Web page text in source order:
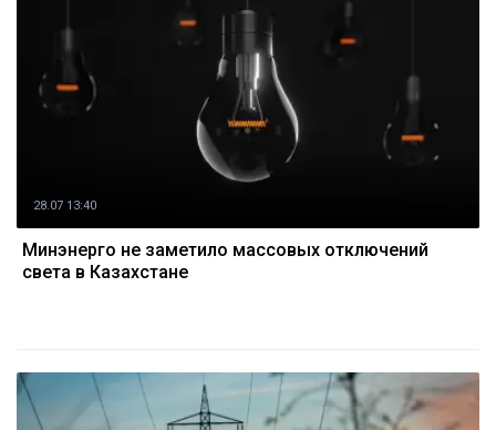
28.07 13:40
Минэнерго не заметило массовых отключений
света в Казахстане